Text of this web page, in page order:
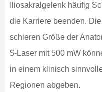
Iliosakralgelenk häufig
die Karriere beenden.
schieren Größe der
$-Laser mit 500 mW
in einem klinisch
Regionen abgeben.